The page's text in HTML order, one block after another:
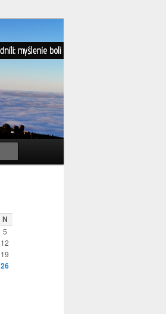
N
5
12
19
26